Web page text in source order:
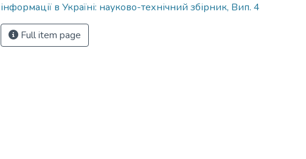
інформації в Україні: науково-технічний збірник, Вип. 4
Full item page